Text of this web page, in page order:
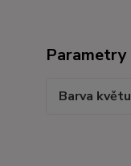
Parametry
Barva květu